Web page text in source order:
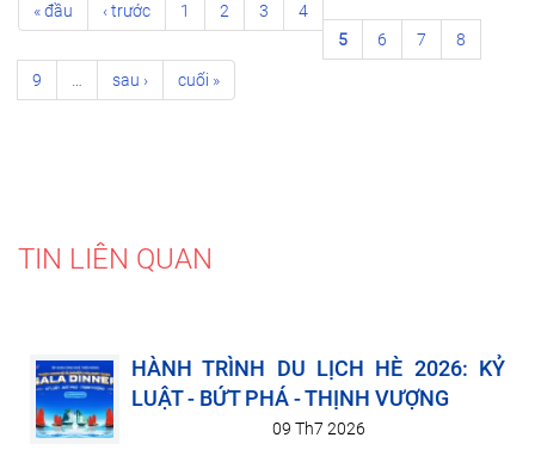
Trang
« đầu ‹ trước 1 2 3
4
5
6 7 8
9 sau › cuối »
TIN LIÊN QUAN
HÀNH TRÌNH DU LỊCH HÈ 2026: KỶ
LUẬT - BỨT PHÁ - THỊNH VƯỢNG
09 Th7 2026